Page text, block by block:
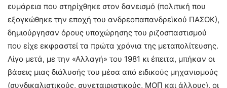
ευμάρεια που στηρίχθηκε στον δανεισμό (πολιτική που
εξογκώθηκε την εποχή του ανδρεοπαπανδρεϊκού ΠΑΣΟΚ),
δημιούργησαν όρους υποχώρησης του ριζοσπαστισμού
που είχε εκφραστεί τα πρώτα χρόνια της μεταπολίτευσης.
Λίγο μετά, με την «Αλλαγή» του 1981 κι έπειτα, μπήκαν οι
βάσεις μιας διάλυσής του μέσα από ειδικούς μηχανισμούς
(συνδικαλιστικούς, συνεταιριστικούς, ΜΟΠ και άλλους), οι